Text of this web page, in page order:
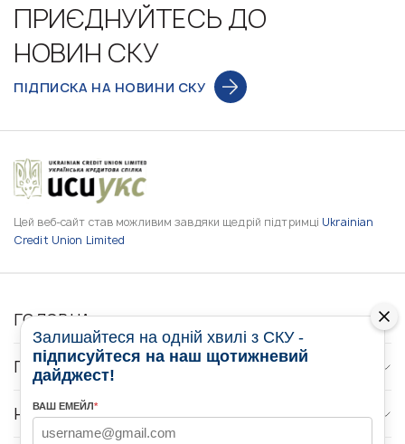
ПРИЄДНУЙТЕСЬ ДО
НОВИН СКУ
ПІДПИСКА НА НОВИНИ СКУ
Цей веб-сайт став можливим завдяки щедрій підтримці Ukrainian
Credit Union Limited
ГОЛОВНА
ПРО НАС
НОВИНИ
Залишайтеся на одній хвилі з СКУ -
підписуйтеся на наш щотижневий
дайджест!
ВАШ ЕМЕЙЛ*